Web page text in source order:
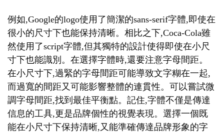
例如,Google的logo使用了簡潔的sans-serif字體,即使在
很小的尺寸下也能保持清晰。相比之下,Coca-Cola雖
然使用了script字體,但其獨特的設計使得即使在小尺
寸下也能識別。在選擇字體時,還要注意字母間距。
在小尺寸下,過緊的字母間距可能導致文字糊在一起,
而過寬的間距又可能影響整體的連貫性。可以嘗試微
調字母間距,找到最佳平衡點。記住,字體不僅是傳達
信息的工具,更是品牌個性的視覺表現。選擇一個既
能在小尺寸下保持清晰,又能準確傳達品牌形象的字